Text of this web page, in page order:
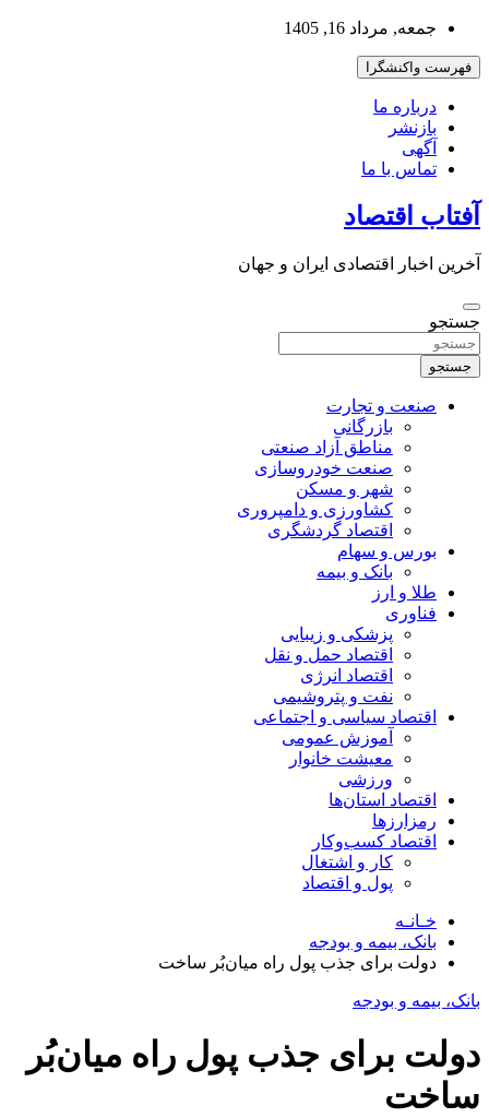
بروید
جمعه, مرداد 16, 1405
فهرست واکنشگرا
درباره ما
بازنشر
آگهی
تماس با ما
آفتاب اقتصاد
آخرین اخبار اقتصادی ایران و جهان
جستجو
جستجو
صنعت و تجارت
بازرگانی
مناطق آزاد صنعتی
صنعت خودروسازی
شهر و مسکن
کشاورزی و دامپروری
اقتصاد گردشگری
بورس و سهام
بانک و بیمه
طلا و ارز
فناوری
پزشکی و زیبایی
اقتصاد حمل و نقل
اقتصاد انرژی
نفت و پتروشیمی
اقتصاد سیاسی و اجتماعی
آموزش عمومی
معیشت خانوار
ورزشی
اقتصاد استان‌ها
رمزارزها
اقتصاد کسب‌و‌کار
کار و اشتغال
پول و اقتصاد
خـانـه
بانک، بیمه و بودجه
دولت برای جذب پول راه میان‌بُر ساخت
بانک، بیمه و بودجه
دولت برای جذب پول راه میان‌بُر
ساخت